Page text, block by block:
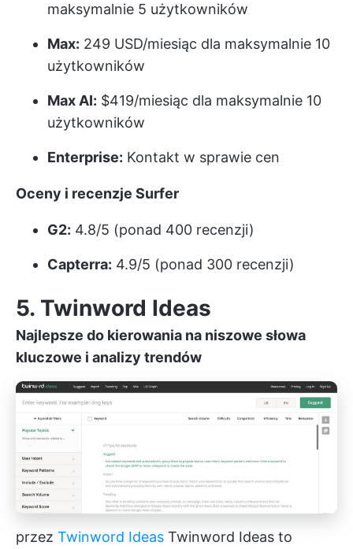
maksymalnie 5 użytkowników
Max: 249 USD/miesiąc dla maksymalnie 10
użytkowników
Max AI: $419/miesiąc dla maksymalnie 10
użytkowników
Enterprise: Kontakt w sprawie cen
Oceny i recenzje Surfer
G2: 4.8/5 (ponad 400 recenzji)
Capterra: 4.9/5 (ponad 300 recenzji)
5. Twinword Ideas
Najlepsze do kierowania na niszowe słowa
kluczowe i analizy trendów
przez Twinword Ideas Twinword Ideas to